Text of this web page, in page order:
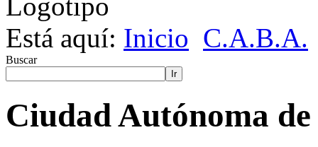
Está aquí: Inicio C.A.B.A.
Buscar
Ir
Ciudad Autónoma